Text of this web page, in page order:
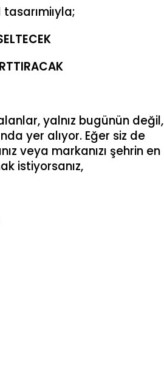
yalnız bugünün değil,
yer alıyor. Eğer siz de
veya markanızı şehrin en
istiyorsanız,